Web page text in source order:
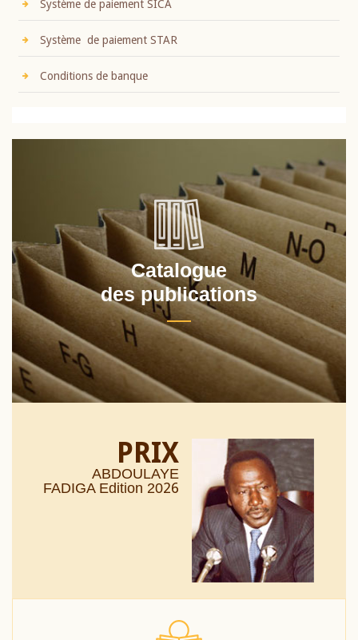
Système de paiement SICA
Système de paiement STAR
Conditions de banque
Catalogue
des publications
PRIX
ABDOULAYE
FADIGA Edition 2026